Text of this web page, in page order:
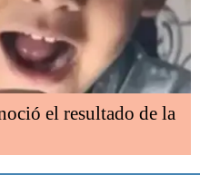
el resultado de la